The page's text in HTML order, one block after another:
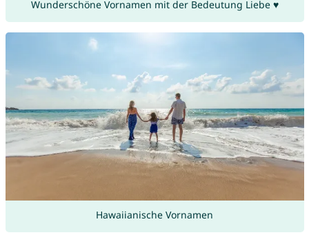
Wunderschöne Vornamen mit der Bedeutung Liebe ♥
Hawaiianische Vornamen